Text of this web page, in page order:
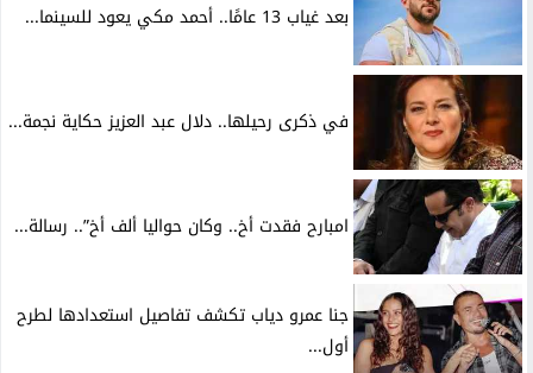
بعد غياب 13 عامًا.. أحمد مكي يعود للسينما...
في ذكرى رحيلها.. دلال عبد العزيز حكاية نجمة...
امبارح فقدت أخ.. وكان حواليا ألف أخ”.. رسالة...
جنا عمرو دياب تكشف تفاصيل استعدادها لطرح
أول...